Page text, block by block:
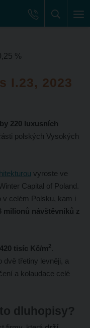
%
I.23, 2023
220 luxusních
polských Vysokých
vyroste ve
Capital of Poland.
v celém Polsku, kam i
milionů návštěvníků z
420 tisíc Kč/m2 .
dvě třetiny levněji, a
a kolaudace celé
dluhopisy?